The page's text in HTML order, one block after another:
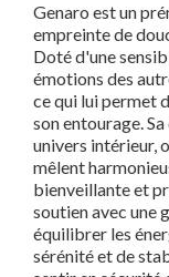
Genaro est un
empreinte de
Doté d'une
émotions des
ce qui lui permet
son entourage.
univers intérieur,
mêlent
bienveillante et
soutien avec une
équilibrer les
sérénité et de